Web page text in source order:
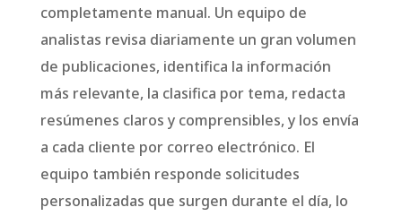
completamente manual. Un equipo de
analistas revisa diariamente un gran volumen
de publicaciones, identifica la información
más relevante, la clasifica por tema, redacta
resúmenes claros y comprensibles, y los envía
a cada cliente por correo electrónico. El
equipo también responde solicitudes
personalizadas que surgen durante el día, lo